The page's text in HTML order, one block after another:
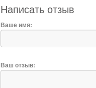
Написать отзыв
Ваше имя:
Ваш отзыв: